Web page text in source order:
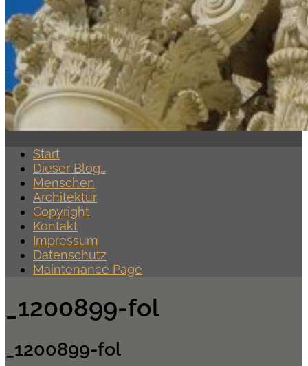
Start
Dieser Blog…
Menschen
Architektur
Copyright
Kontakt
Impressum
Datenschutz
Maintenance Page
_1200899-fol
_1200899-fol